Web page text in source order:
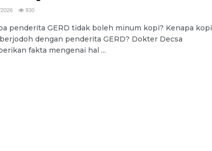
930
penderita GERD tidak boleh minum kopi? Kenapa kopi
dengan penderita GERD? Dokter Decsa
fakta mengenai hal ...